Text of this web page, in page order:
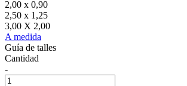
2,00 x 0,90
2,50 x 1,25
3,00 X 2,00
A medida
Guía de talles
Cantidad
-